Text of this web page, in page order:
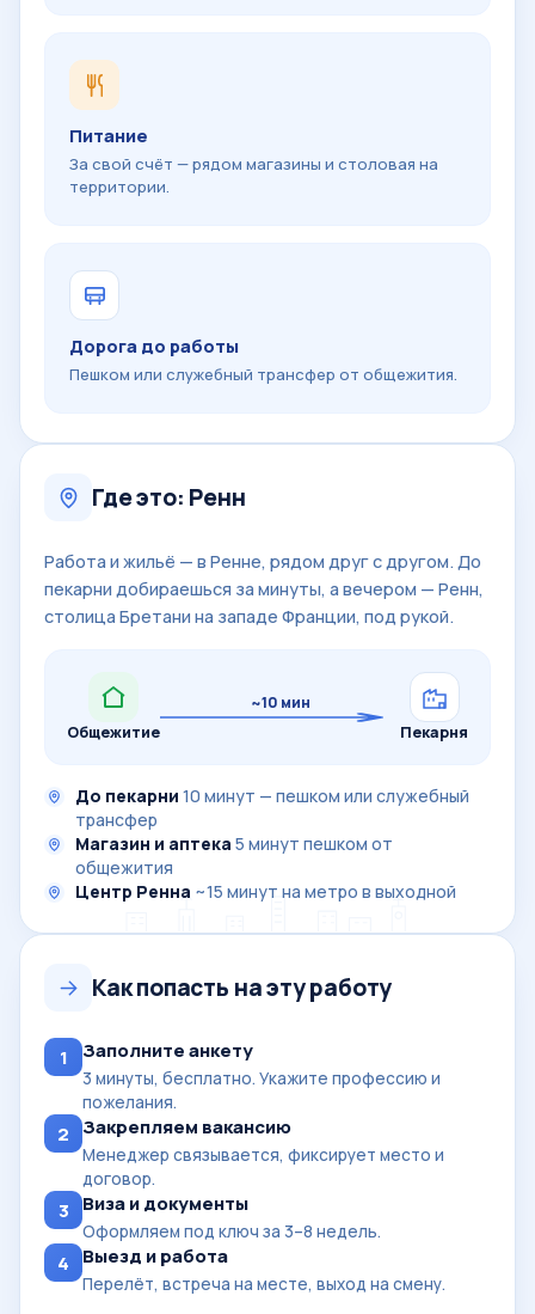
Питание
За свой счёт — рядом магазины и столовая на
территории.
Дорога до работы
Пешком или служебный трансфер от общежития.
Где это: Ренн
Работа и жильё — в Ренне, рядом друг с другом. До
пекарни добираешься за минуты, а вечером — Ренн,
столица Бретани на западе Франции, под рукой.
Общежитие
~10 мин
Пекарня
До пекарни 10 минут — пешком или служебный
трансфер
Магазин и аптека 5 минут пешком от
общежития
Центр Ренна ~15 минут на метро в выходной
Как попасть на эту работу
1 Заполните анкету
3 минуты, бесплатно. Укажите профессию и
пожелания.
2 Закрепляем вакансию
Менеджер связывается, фиксирует место и
договор.
3 Виза и документы
Оформляем под ключ за 3–8 недель.
4 Выезд и работа
Перелёт, встреча на месте, выход на смену.